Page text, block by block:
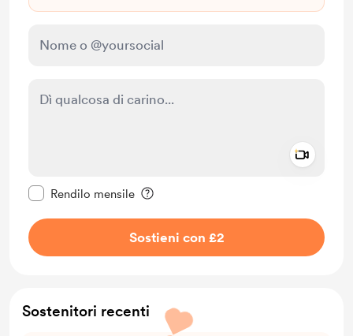
Rendilo mensile
Sostieni con £2
Sostenitori recenti